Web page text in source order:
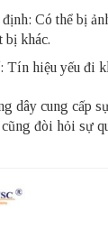
Có thể bị
bị khác.
Tín hiệu yếu đi
dây cung cấp
đòi hỏi sự